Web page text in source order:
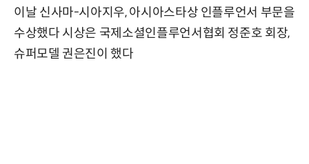
이날 신사마-시아지우, 아시아스타상 인플루언서 부문을
수상했다 시상은 국제소셜인플루언서협회 정준호 회장,
슈퍼모델 권은진이 했다